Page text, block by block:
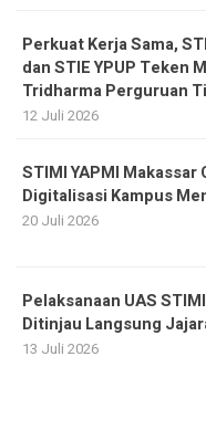
Perkuat Kerja Sama,
dan STIE YPUP Teken
Tridharma Perguruan
12 Juli 2026
STIMI YAPMI Makassar
Digitalisasi Kampus
20 Juli 2026
Pelaksanaan UAS
Ditinjau Langsung
13 Juli 2026